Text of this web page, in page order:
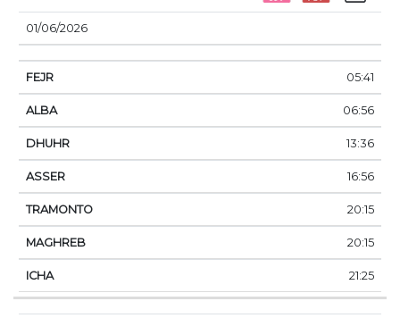
DATA
01/06/2026
05:41
06:56
13:36
16:56
20:15
20:15
21:25